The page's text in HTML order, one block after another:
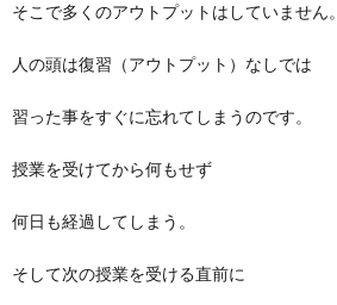
そこで多くのアウトプットはしていません。
人の頭は復習（アウトプット）なしでは
習った事をすぐに忘れてしまうのです。
授業を受けてから何もせず
何日も経過してしまう。
そして次の授業を受ける直前に